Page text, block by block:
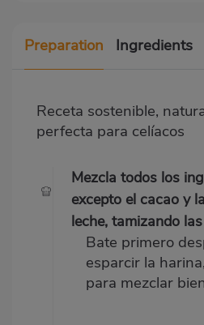
Preparation Ingredients
Receta sostenible,
perfecta para celíacos
Mezcla todos los
excepto el cacao y
leche, tamizando
Bate primero
esparcir la
para mezclar